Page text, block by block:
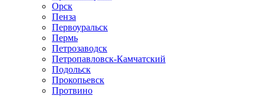
Орск
Пенза
Первоуральск
Пермь
Петрозаводск
Петропавловск-Камчатский
Подольск
Прокопьевск
Протвино